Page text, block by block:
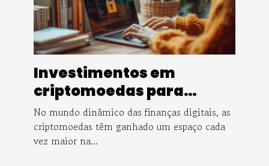
Investimentos em
criptomoedas para
principiantes como
começar de forma
segura
No mundo dinâmico das finanças digitais, as
criptomoedas têm ganhado um espaço cada
vez maior na...